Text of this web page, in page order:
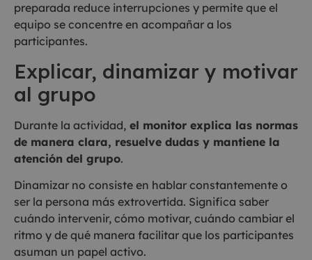
preparada reduce interrupciones y permite que el
equipo se concentre en acompañar a los
participantes.
Explicar, dinamizar y motivar
al grupo
Durante la actividad, el monitor explica las normas
de manera clara, resuelve dudas y mantiene la
atención del grupo.
Dinamizar no consiste en hablar constantemente o
ser la persona más extrovertida. Significa saber
cuándo intervenir, cómo motivar, cuándo cambiar el
ritmo y de qué manera facilitar que los participantes
asuman un papel activo.